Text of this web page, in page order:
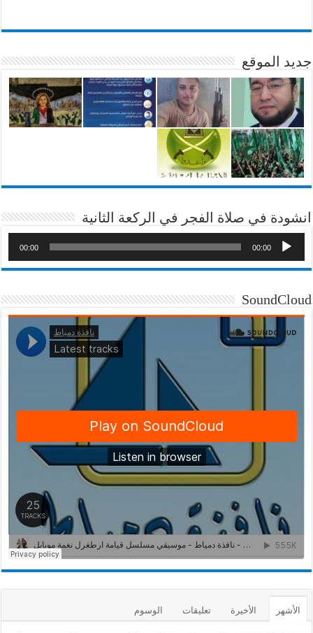
جديد الموقع
انشودة في صلاة الفجر في الركعة الثانية
00:00
00:00
SoundCloud
الأشهر الأخيرة تعليقات الوسوم